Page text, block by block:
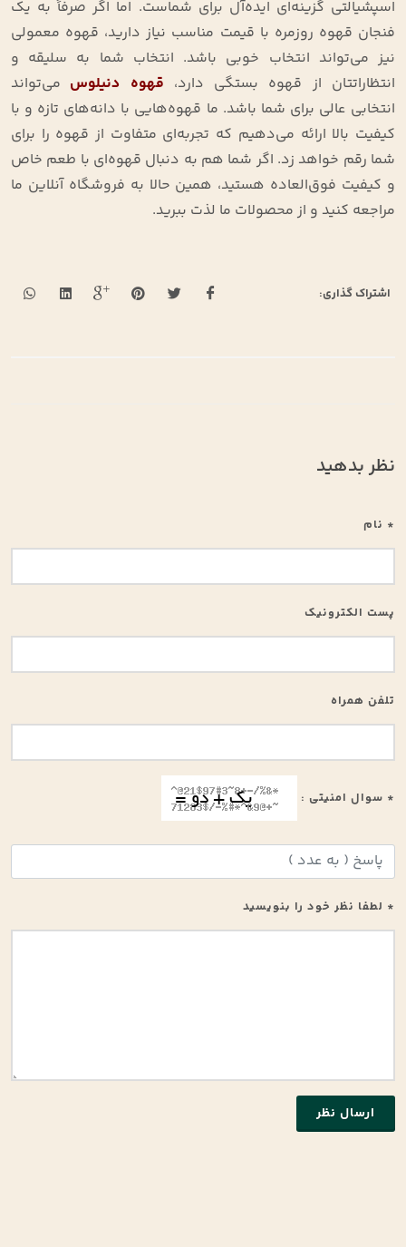
اسپشیالتی گزینه‌ای ایده‌آل برای شماست. اما اگر صرفاً به یک
فنجان قهوه روزمره با قیمت مناسب نیاز دارید، قهوه معمولی
نیز می‌تواند انتخاب خوبی باشد. انتخاب شما به سلیقه و
انتظاراتتان از قهوه بستگی دارد، قهوه دنیلوس می‌تواند
انتخابی عالی برای شما باشد. ما قهوه‌هایی با دانه‌های تازه و با
کیفیت بالا ارائه می‌دهیم که تجربه‌ای متفاوت از قهوه را برای
شما رقم خواهد زد. اگر شما هم به دنبال قهوه‌ای با طعم خاص
و کیفیت فوق‌العاده هستید، همین حالا به فروشگاه آنلاین ما
مراجعه کنید و از محصولات ما لذت ببرید.
اشتراک گذاری:
نظر بدهید
* نام
پست الکترونیک
تلفن همراه
* سوال امنیتی :
* لطفا نظر خود را بنویسید
ارسال نظر